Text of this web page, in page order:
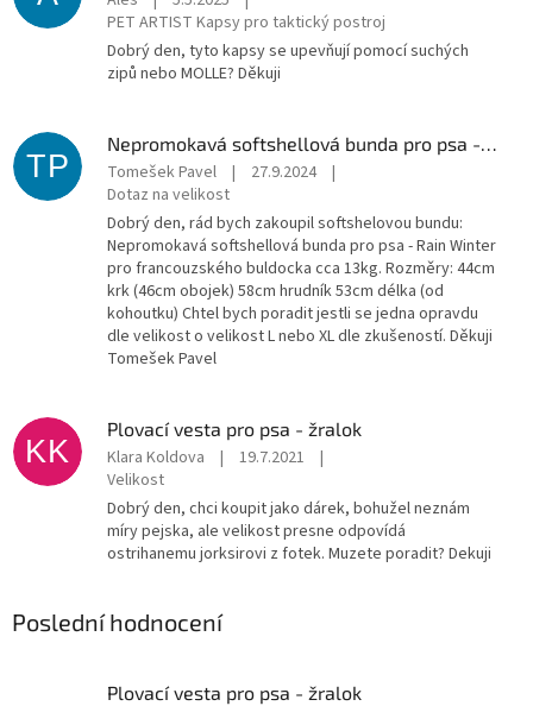
PET ARTIST Kapsy pro taktický postroj
Dobrý den, tyto kapsy se upevňují pomocí suchých
zipů nebo MOLLE? Děkuji
TP
Nepromokavá softshellová bunda pro psa - Rain Winter
Tomešek Pavel | 27.9.2024
|
Dotaz na velikost
Dobrý den, rád bych zakoupil softshelovou bundu:
Nepromokavá softshellová bunda pro psa - Rain Winter
pro francouzského buldocka cca 13kg. Rozměry: 44cm
krk (46cm obojek) 58cm hrudník 53cm délka (od
kohoutku) Chtel bych poradit jestli se jedna opravdu
dle velikost o velikost L nebo XL dle zkušeností. Děkuji
Tomešek Pavel
KK
Plovací vesta pro psa - žralok
Klara Koldova | 19.7.2021
|
Velikost
Dobrý den, chci koupit jako dárek, bohužel neznám
míry pejska, ale velikost presne odpovídá
ostrihanemu jorksirovi z fotek. Muzete poradit? Dekuji
Poslední hodnocení
Plovací vesta pro psa - žralok